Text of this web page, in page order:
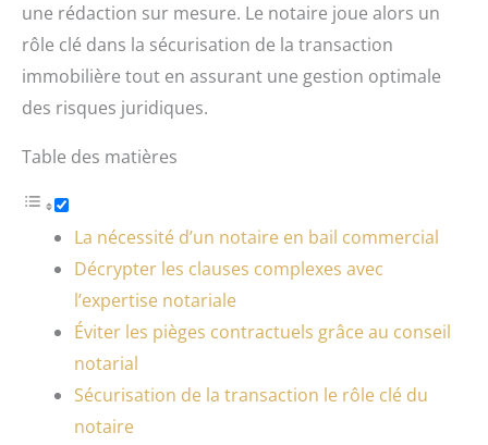
une rédaction sur mesure. Le notaire joue alors un
rôle clé dans la sécurisation de la transaction
immobilière tout en assurant une gestion optimale
des risques juridiques.
Table des matières
La nécessité d’un notaire en bail commercial
Décrypter les clauses complexes avec
l’expertise notariale
Éviter les pièges contractuels grâce au conseil
notarial
Sécurisation de la transaction le rôle clé du
notaire